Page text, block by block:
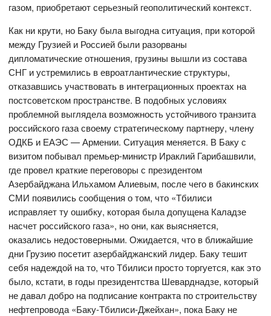
газом, приобретают серьезный геополитический контекст.
Как ни крути, но Баку была выгодна ситуация, при которой
между Грузией и Россией были разорваны
дипломатические отношения, грузины вышли из состава
СНГ и устремились в евроатлантические структуры,
отказавшись участвовать в интеграционных проектах на
постсоветском пространстве. В подобных условиях
проблемной выглядела возможность устойчивого транзита
российского газа своему стратегическому партнеру, члену
ОДКБ и ЕАЭС — Армении. Ситуация меняется. В Баку с
визитом побывал премьер-министр Ираклий Гарибашвили,
где провел краткие переговоры с президентом
Азербайджана Ильхамом Алиевым, после чего в бакинских
СМИ появились сообщения о том, что «Тбилиси
исправляет ту ошибку, которая была допущена Каладзе
насчет российского газа», но они, как выясняется,
оказались недостоверными. Ожидается, что в ближайшие
дни Грузию посетит азербайджанский лидер. Баку тешит
себя надеждой на то, что Тбилиси просто торгуется, как это
было, кстати, в годы президентства Шеварднадзе, который
не давал добро на подписание контракта по строительству
нефтепровода «Баку-Тбилиси-Джейхан», пока Баку не